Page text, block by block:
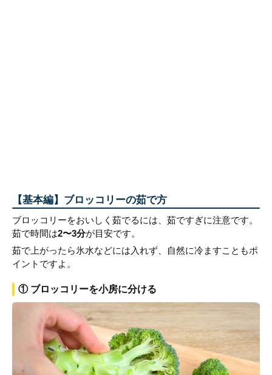
【基本編】ブロッコリーの茹で方
ブロッコリーをおいしく茹でるには、茹ですぎに注意です。
茹で時間は2〜3分が目安です。
茹で上がったら氷水などには入れず、自然に冷ますこともポ
イントですよ。
① ブロッコリーを小房に分ける